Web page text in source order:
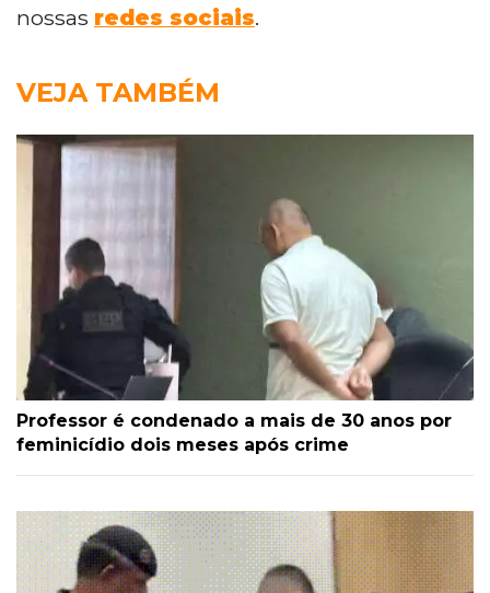
nossas redes sociais.
VEJA TAMBÉM
Professor é condenado a mais de 30 anos por
feminicídio dois meses após crime